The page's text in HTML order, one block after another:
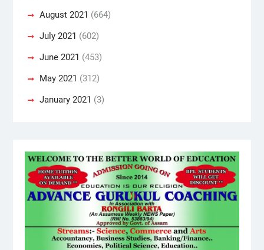
August 2021 (664)
July 2021 (602)
June 2021 (453)
May 2021 (312)
January 2021 (3)